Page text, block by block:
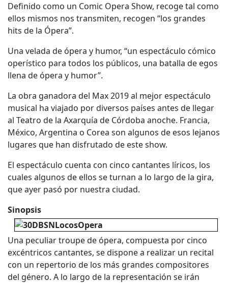
Definido como un Comic Opera Show, recoge tal como
ellos mismos nos transmiten, recogen “los grandes
hits de la Ópera”.
Una velada de ópera y humor, “un espectáculo cómico
operístico para todos los públicos, una batalla de egos
llena de ópera y humor”.
La obra ganadora del Max 2019 al mejor espectáculo
musical ha viajado por diversos países antes de llegar
al Teatro de la Axarquía de Córdoba anoche. Francia,
México, Argentina o Corea son algunos de esos lejanos
lugares que han disfrutado de este show.
El espectáculo cuenta con cinco cantantes líricos, los
cuales algunos de ellos se turnan a lo largo de la gira,
que ayer pasó por nuestra ciudad.
Sinopsis
Una peculiar troupe de ópera, compuesta por cinco
excéntricos cantantes, se dispone a realizar un recital
con un repertorio de los más grandes compositores
del género. A lo largo de la representación se irán